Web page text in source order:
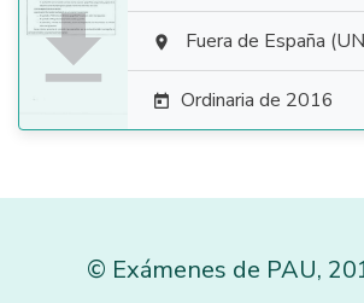
  Fuera de España
 Ordinaria de 2016
© Exámenes de PAU,